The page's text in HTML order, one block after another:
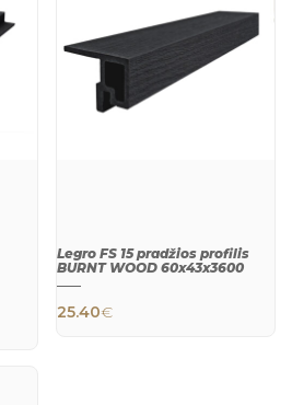
Legro FS 15 pradžios profilis
BURNT WOOD 60x43x3600
25.40€